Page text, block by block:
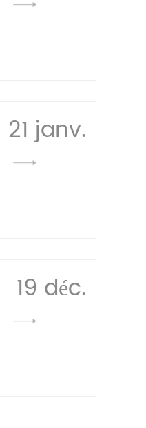
21 janv.
19 déc.